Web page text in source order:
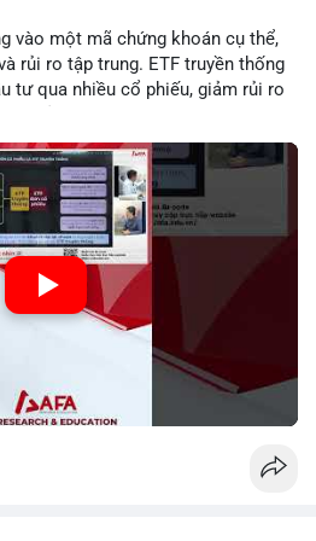
vào một mã chứng khoán cụ thể,
rủi ro tập trung. ETF truyền thống
tư qua nhiều cổ phiếu, giảm rủi ro
thị trường.